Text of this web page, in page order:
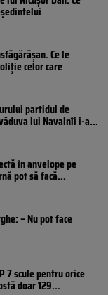
Ce le
celor care
partidul de
lui Navalnîi i-a...
în anvelope pe
pot să facă...
– Nu pot face
7 scule pentru orice
doar 129...